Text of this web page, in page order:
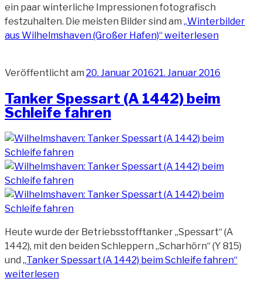
ein paar winterliche Impressionen fotografisch
festzuhalten. Die meisten Bilder sind am „Winterbilder
aus Wilhelmshaven (Großer Hafen)“weiterlesen
Veröffentlicht am 20. Januar 201621. Januar 2016
Tanker Spessart (A 1442) beim
Schleife fahren
Heute wurde der Betriebsstofftanker „Spessart“ (A
1442), mit den beiden Schleppern „Scharhörn“ (Y 815)
und „Tanker Spessart (A 1442) beim Schleife fahren“
weiterlesen